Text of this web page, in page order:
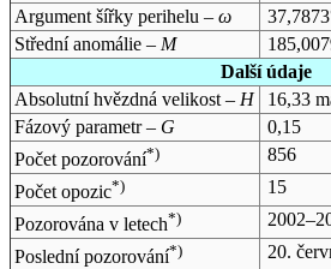
Argument šířky perihelu – ω
Střední anomálie – M
Další údaje
Absolutní hvězdná velikost – H
16,33
Fázový parametr – G
0,15
Počet pozorování*)
856
Počet opozic*)
15
Pozorována v letech*)
Poslední pozorování*)
20.